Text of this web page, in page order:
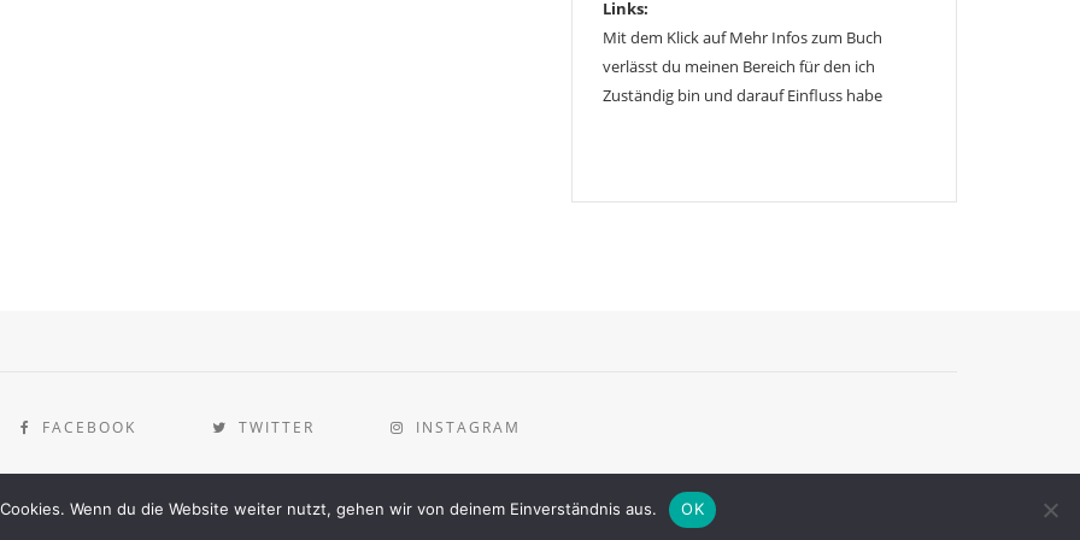
Links:
Mit dem Klick auf Mehr Infos zum Buch
verlässt du meinen Bereich für den ich
Zuständig bin und darauf Einfluss habe
FACEBOOK TWITTER INSTAGRAM
Wenn du die Website weiter nutzt, gehen wir von deinem Einverständnis aus. OK